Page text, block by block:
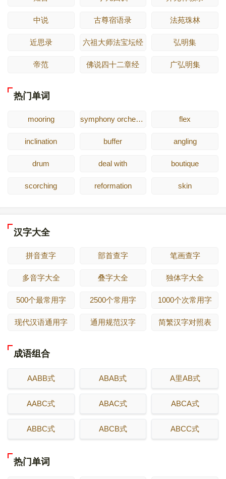
中说 古尊宿语录 法苑珠林
近思录 六祖大师法宝坛经 弘明集
帝范 佛说四十二章经 广弘明集
热门单词
mooring symphony orchestra flex
inclination buffer angling
drum deal with boutique
scorching reformation skin
汉字大全
拼音查字 部首查字 笔画查字
多音字大全 叠字大全 独体字大全
500个最常用字 2500个常用字 1000个次常用字
现代汉语通用字 通用规范汉字 简繁汉字对照表
成语组合
AABB式 ABAB式 A里AB式
AABC式 ABAC式 ABCA式
ABBC式 ABCB式 ABCC式
热门单词